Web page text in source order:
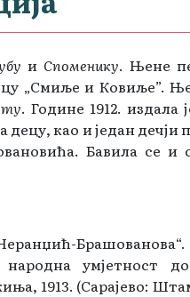
и Споменику. Њене
„Смиље и Ковиље”.
. Године 1912.
децу, као и један
Бавила се и
умјетност
1913. (Сарајево: